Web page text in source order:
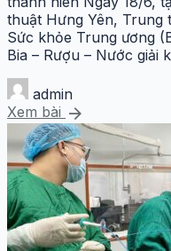
thuật Hưng Yên, Trung
Sức khỏe Trung ương
Bia – Rượu – Nước giải
admin
Xem bài arrow_forward